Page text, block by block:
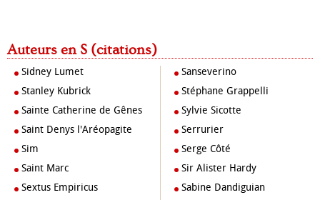
Auteurs en S (citations)
Sidney Lumet
Stanley Kubrick
Sainte Catherine de Gênes
Saint Denys l'Aréopagite
Sim
Saint Marc
Sextus Empiricus
Sanseverino
Stéphane Grappelli
Sylvie Sicotte
Serrurier
Serge Côté
Sir Alister Hardy
Sabine Dandiguian